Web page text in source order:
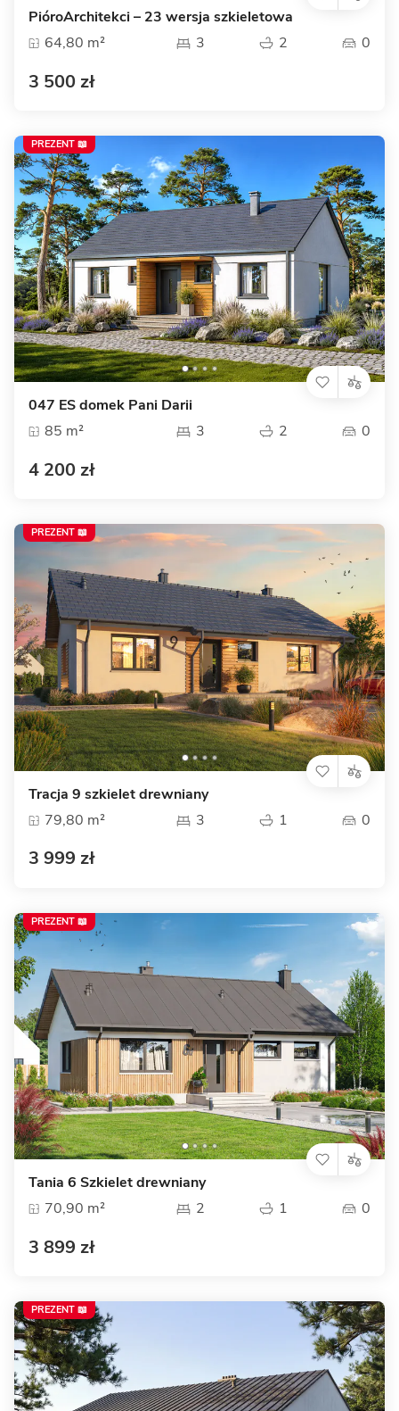
PióroArchitekci – 23 wersja szkieletowa
64,80 m²
3 2 0
3 500 zł
047 ES domek Pani Darii
85 m²
3 2 0
4 200 zł
PREZENT 📖
Tracja 9 szkielet drewniany
79,80 m²
3 1 0
3 999 zł
PREZENT 📖
Tania 6 Szkielet drewniany
70,90 m²
2 1 0
3 899 zł
PREZENT 📖
PREZENT 📖